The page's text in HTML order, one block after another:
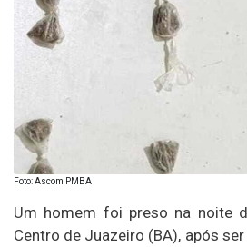
Foto: Ascom PMBA
Um homem foi preso na noite
Centro de Juazeiro (BA), após